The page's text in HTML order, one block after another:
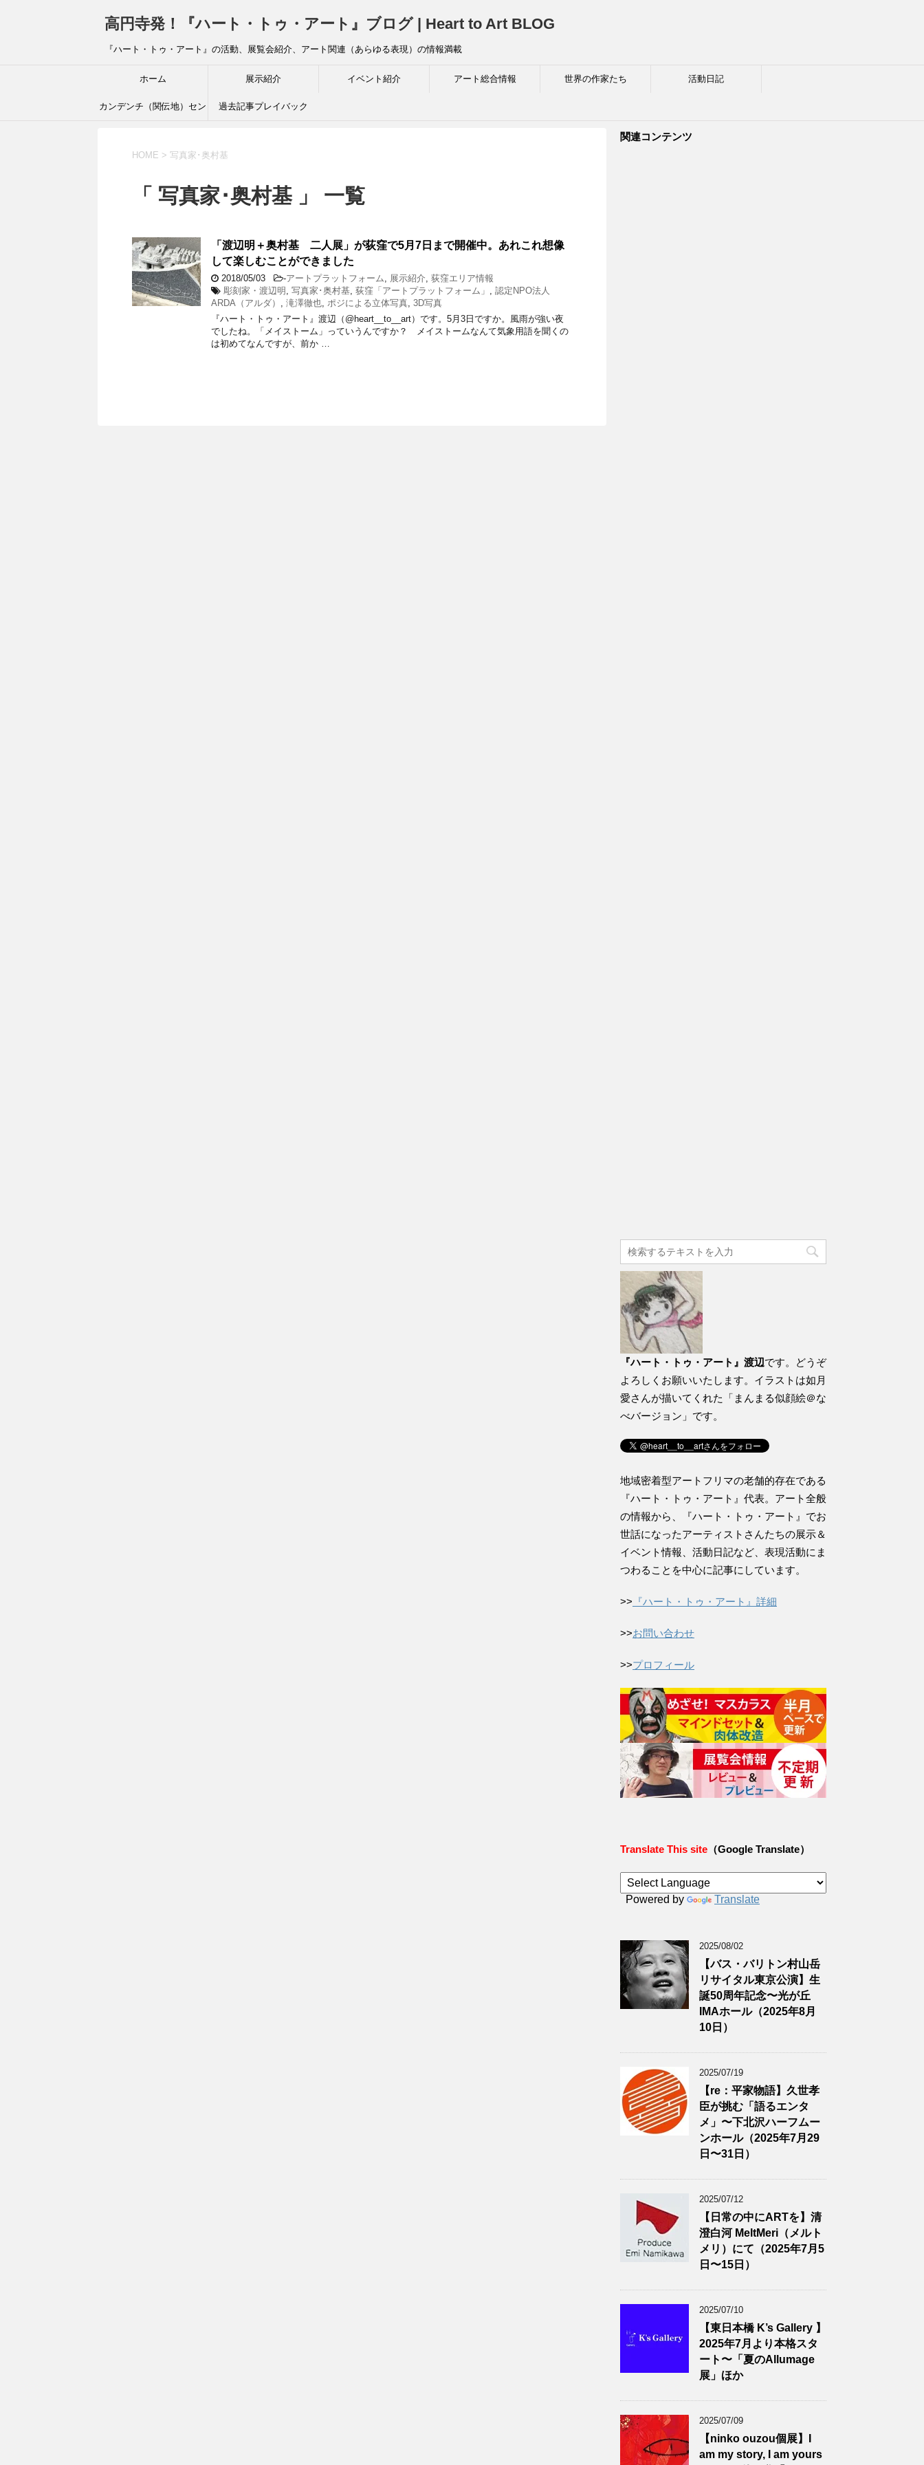
高円寺発！『ハート・トゥ・アート』ブログ | Heart to Art BLOG
『ハート・トゥ・アート』の活動、展覧会紹介、アート関連（あらゆる表現）の情報満載
ホーム 展示紹介 イベント紹介 アート総合情報 世界の作家たち 活動日記
カンデンチ（関伝地）セン 過去記事プレイバック
HOME > 写真家･奥村基
「 写真家･奥村基 」 一覧
「渡辺明＋奥村基 二人展」が荻窪で5月7日まで開催中。あれこれ想像
して楽しむことができました
2018/05/03 -アートプラットフォーム, 展示紹介, 荻窪エリア情報
彫刻家・渡辺明 , 写真家･奥村基, 荻窪「アートプラットフォーム」 , 認定NPO法人
ARDA（アルダ） , 滝澤徹也, ポジによる立体写真, 3D写真
『ハート・トゥ・アート』渡辺（@heart__to__art）です。5月3日ですか。風雨が強い夜
でしたね。「メイストーム」っていうんですか？ メイストームなんて気象用語を聞くの
は初めてなんですが、前か …
関連コンテンツ
『ハート・トゥ・アート』渡辺です。どうぞ
よろしくお願いいたします。イラストは如月
愛さんが描いてくれた「まんまる似顔絵＠な
べバージョン」です。
地域密着型アートフリマの老舗的存在である
『ハート・トゥ・アート』代表。アート全般
の情報から、『ハート・トゥ・アート』でお
世話になったアーティストさんたちの展示＆
イベント情報、活動日記など、表現活動にま
つわることを中心に記事にしています。
>> 『ハート・トゥ・アート』詳細
>>お問い合わせ
>>プロフィール
Translate This site （Google Translate）
Powered by Translate
2025/08/02
【バス・バリトン村山岳
リサイタル東京公演】生
誕50周年記念〜光が丘
IMAホール（2025年8月
10日）
2025/07/19
【re：平家物語】久世孝
臣が挑む「語るエンタ
メ」〜下北沢ハーフムー
ンホール（2025年7月29
日〜31日）
2025/07/12
【日常の中にARTを】清
澄白河 MeltMeri（メルト
メリ）にて（2025年7月5
日〜15日）
2025/07/10
【東日本橋 K’s Gallery 】
2025年7月より本格スタ
ート〜「夏のAllumage
展」ほか
2025/07/09
【ninko ouzou個展】I
am my story, I am yours